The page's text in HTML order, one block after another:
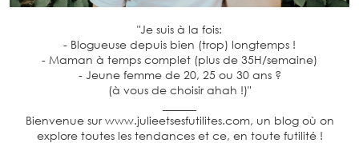
"Je suis à la fois:
- Blogueuse depuis bien (trop) longtemps !
- Maman à temps complet (plus de 35H/semaine)
- Jeune femme de 20, 25 ou 30 ans ?
(à vous de choisir ahah !)"
Bienvenue sur www.julieetsesfutilites.com, un blog où on
explore toutes les tendances et ce, en toute futilité !